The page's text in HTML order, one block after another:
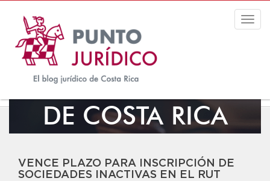
EL BLOG JURÍDICO
DE COSTA RICA
VENCE PLAZO PARA INSCRIPCIÓN DE
SOCIEDADES INACTIVAS EN EL RUT